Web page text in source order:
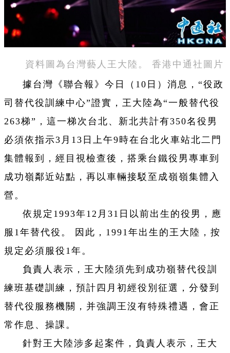
資料圖為台灣藝人王大陸。 香港中通社圖片
據台灣《聯合報》今日（10日）消息，“役政
司替代役訓練中心”證實，王大陸為“一般替代役
263梯”，這一梯次台北、新北共計有350名役男
必須依指示3月13日上午9時在台北火車站北二門
集體報到，經目視檢查後，搭乘台鐵役男專車到
成功嶺鄰近站點，再以車輛接駁至成嶺嶺集體入
營。
依規定1993年12月31日以前出生的役男，應
服1年替代役。 因此，1991年出生的王大陸，按
規定必須服役1年。
負責人表示，王大陸須先到成功嶺替代役訓
練班基礎訓練，預計四月初經役別征選，分發到
替代役服務機關，并強調王沒有特殊禮遇，會正
常作息、操課。
針對王大陸涉多起案件，負責人表示，王大